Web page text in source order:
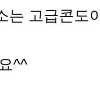
는 고급콘도
^^